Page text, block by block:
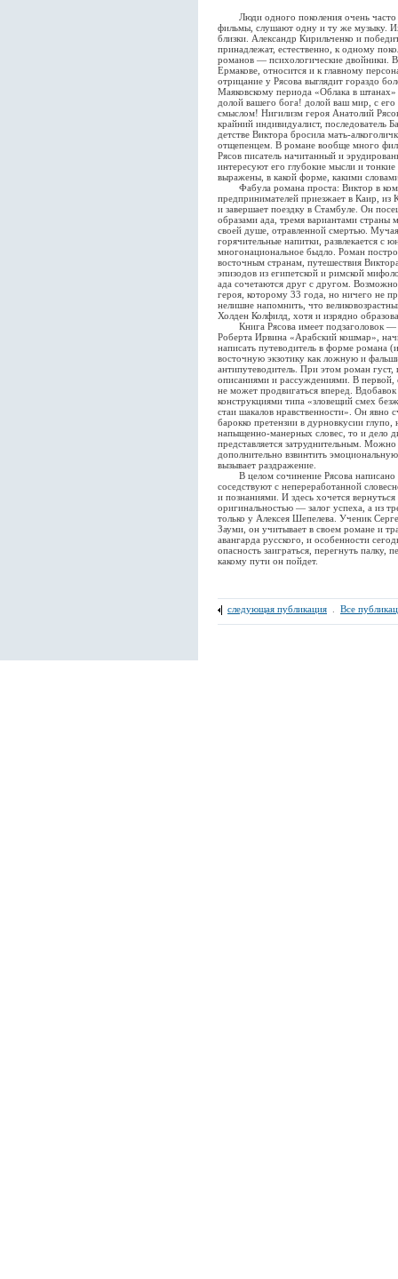
Люди одного поколения очень часто
фильмы, слушают одну и ту же музыку.
близки. Александр Кирильченко и
принадлежат, естественно, к одному
романов — психологические двойники.
Ермакове, относится и к главному
отрицание у Рясова выглядит гораздо
Маяковскому периода «Облака в
долой вашего бога! долой ваш мир, с
смыслом! Нигилизм героя Анатолий
крайний индивидуалист, последователь
детстве Виктора бросила мать-
отщепенцем. В романе вообще много
Рясов писатель начитанный и
интересуют его глубокие мысли и тонкие
выражены, в какой форме, какими
Фабула романа проста: Виктор в
предпринимателей приезжает в Каир,
и завершает поездку в Стамбуле. Он
образами ада, тремя вариантами страны
своей душе, отравленной смертью.
горячительные напитки, развлекается
многонациональное быдло. Роман
восточным странам, путешествия
эпизодов из египетской и римской
ада сочетаются друг с другом.
героя, которому 33 года, но ничего не
нелишне напомнить, что
Холден Колфилд, хотя и изрядно
Книга Рясова имеет подзаголовок —
Роберта Ирвина «Арабский кошмар»,
написать путеводитель в форме романа
восточную экзотику как ложную и
антипутеводитель. При этом роман
описаниями и рассуждениями. В первой,
не может продвигаться вперед.
конструкциями типа «зловещий смех
стаи шакалов нравственности». Он явно
барокко претензии в дурновкусии глупо,
напыщенно-манерных словес, то и дело
представляется затруднительным.
дополнительно взвинтить
вызывает раздражение.
В целом сочинение Рясова написано
соседствуют с непереработанной
и познаниями. И здесь хочется
оригинальностью — залог успеха, а из
только у Алексея Шепелева. Ученик
Зауми, он учитывает в своем романе и
авангарда русского, и особенности
опасность заиграться, перегнуть
какому пути он пойдет.
следующая публикация Все